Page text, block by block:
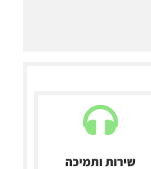
שירות ותמיכה